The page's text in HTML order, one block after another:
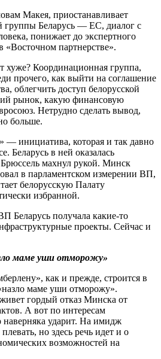
Макея, приостанавливает
группы Беларусь — ЕС, диалог с
понижает до экспертного
«Восточном партнерстве».
хуже? Координационная группа,
прочего, как выйти на соглашение
облегчить доступ белорусской
рынок, какую финансовую
Нетрудно сделать вывод,
больше.
— инициатива, которая и так давно
Беларусь в ней оказалась
махнул рукой. Минск
в парламентском измерении ВП,
белорусскую Палату
избранной.
Беларусь получала какие-то
проекты. Сейчас и
маме уши отморожу»
как и прежде, строится в
маме уши отморожу».
гордый отказ Минска от
А вот по интересам
наверняка ударит. На имидж
но здесь речь идет и о
возможностей на